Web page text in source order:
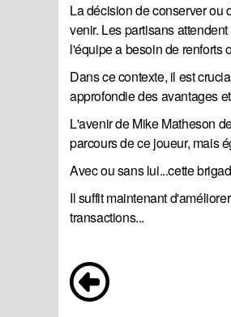
La décision de conserver ou
venir. Les partisans
l'équipe a besoin de renforts
Dans ce contexte, il est
approfondie des avantages
L'avenir de Mike Matheson
parcours de ce joueur, mais
Avec ou sans lui...cette
Il suffit maintenant
transactions...